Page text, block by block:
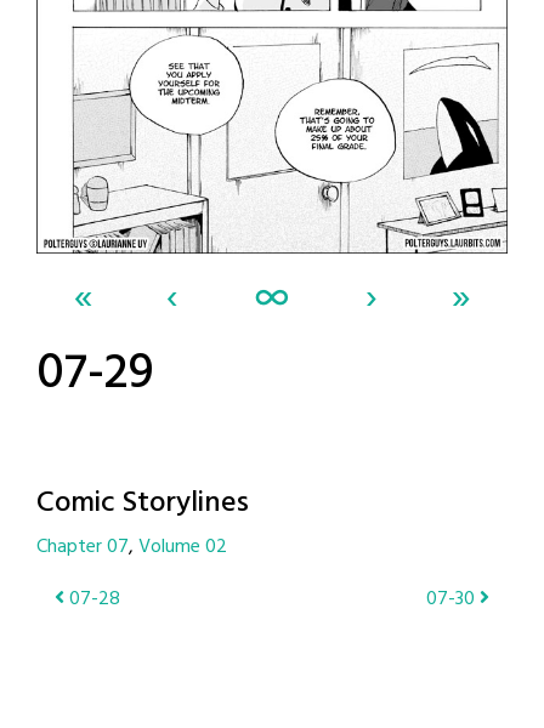
« ‹ ∞ › »
07-29
Comic Storylines
Chapter 07 Volume 02
Post
07-28 07-30